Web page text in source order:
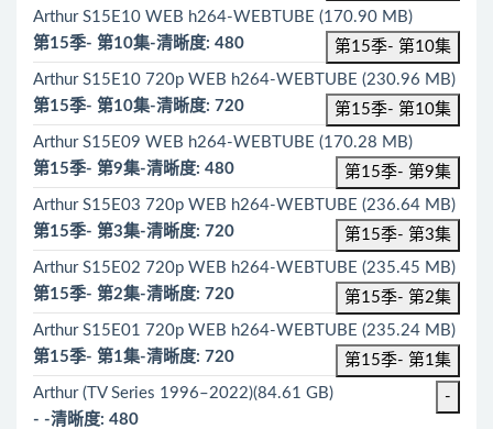
Arthur S15E10 WEB h264-WEBTUBE (170.90 MB)
第15季- 第10集
第15季- 第10集-清晰度: 480
Arthur S15E10 720p WEB h264-WEBTUBE (230.96 MB)
第15季- 第10集
第15季- 第10集-清晰度: 720
Arthur S15E09 WEB h264-WEBTUBE (170.28 MB)
第15季- 第9集
第15季- 第9集-清晰度: 480
Arthur S15E03 720p WEB h264-WEBTUBE (236.64 MB)
第15季- 第3集
第15季- 第3集-清晰度: 720
Arthur S15E02 720p WEB h264-WEBTUBE (235.45 MB)
第15季- 第2集
第15季- 第2集-清晰度: 720
Arthur S15E01 720p WEB h264-WEBTUBE (235.24 MB)
第15季- 第1集
第15季- 第1集-清晰度: 720
Arthur (TV Series 1996–2022)(84.61 GB)
-
- -清晰度: 480